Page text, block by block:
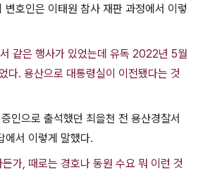
변호인은 이태원 참사 재판 과정에서 이렇
같은 행사가 있었는데 유독 2022년 5월
다. 용산으로 대통령실이 이전됐다는 것
인으로 출석했던 최을천 전 용산경찰서
에서 이렇게 말했다.
가, 때로는 경호나 동원 수요 뭐 이런 것